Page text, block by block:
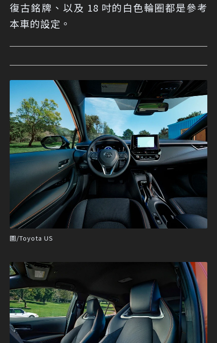
復古銘牌、以及 18 吋的白色輪圈都是參考
本車的設定。
圖/Toyota US